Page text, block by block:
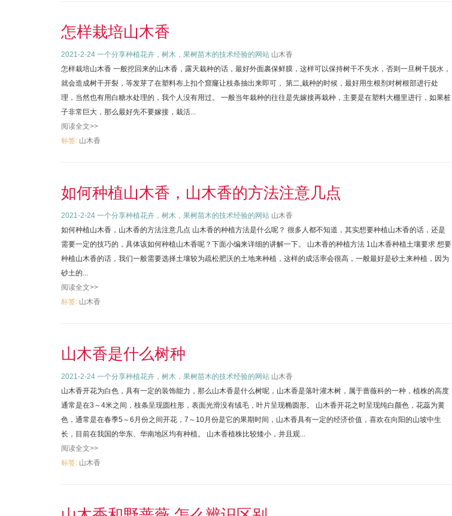
怎样栽培山木香
2021-2-24 一个分享种植花卉，树木，果树苗木的技术经验的网站 山木香
怎样栽培山木香 一般挖回来的山木香，露天栽种的话，最好外面裹保鲜膜，这样可以保持树干不失水，否则一旦树干脱水，
就会造成树干开裂，等发芽了在塑料布上扣个窟窿让枝条抽出来即可， 第二,栽种的时候，最好用生根剂对树根部进行处
理，当然也有用白糖水处理的，我个人没有用过。 一般当年栽种的往往是先嫁接再栽种，主要是在塑料大棚里进行，如果桩
子非常巨大，那么最好先不要嫁接，栽活...
阅读全文>>
标签: 山木香
如何种植山木香，山木香的方法注意几点
2021-2-24 一个分享种植花卉，树木，果树苗木的技术经验的网站 山木香
如何种植山木香，山木香的方法注意几点 山木香的种植方法是什么呢？ 很多人都不知道，其实想要种植山木香的话，还是
需要一定的技巧的，具体该如何种植山木香呢？下面小编来详细的讲解一下。 山木香的种植方法 1山木香种植土壤要求 想要
种植山木香的话，我们一般需要选择土壤较为疏松肥沃的土地来种植，这样的成活率会很高，一般最好是砂土来种植，因为
砂土的...
阅读全文>>
标签: 山木香
山木香是什么树种
2021-2-24 一个分享种植花卉，树木，果树苗木的技术经验的网站 山木香
山木香开花为白色，具有一定的装饰能力，那么山木香是什么树呢，山木香是落叶灌木树，属于蔷薇科的一种，植株的高度
通常是在3～4米之间，枝条呈现圆柱形，表面光滑没有绒毛，叶片呈现椭圆形。 山木香开花之时呈现纯白颜色，花蕊为黄
色，通常是在春季5～6月份之间开花，7～10月份是它的果期时间，山木香具有一定的经济价值，喜欢在向阳的山坡中生
长，目前在我国的华东、华南地区均有种植。 山木香植株比较矮小，并且观...
阅读全文>>
标签: 山木香